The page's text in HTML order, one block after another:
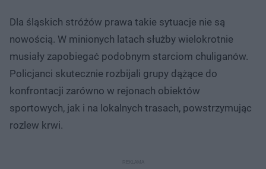
Dla śląskich stróżów prawa takie sytuacje nie są
nowością. W minionych latach służby wielokrotnie
musiały zapobiegać podobnym starciom chuliganów.
Policjanci skutecznie rozbijali grupy dążące do
konfrontacji zarówno w rejonach obiektów
sportowych, jak i na lokalnych trasach, powstrzymując
rozlew krwi.